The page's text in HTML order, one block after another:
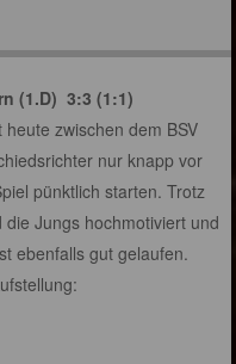
(1.D) 3:3 (1:1)
zwischen dem BSV
nur knapp vor
pünktlich starten. Trotz
Jungs hochmotiviert und
ebenfalls gut gelaufen.